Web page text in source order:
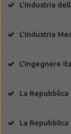
L'Industria
L'Industria
L'Ingegnere
La Repubblica
La